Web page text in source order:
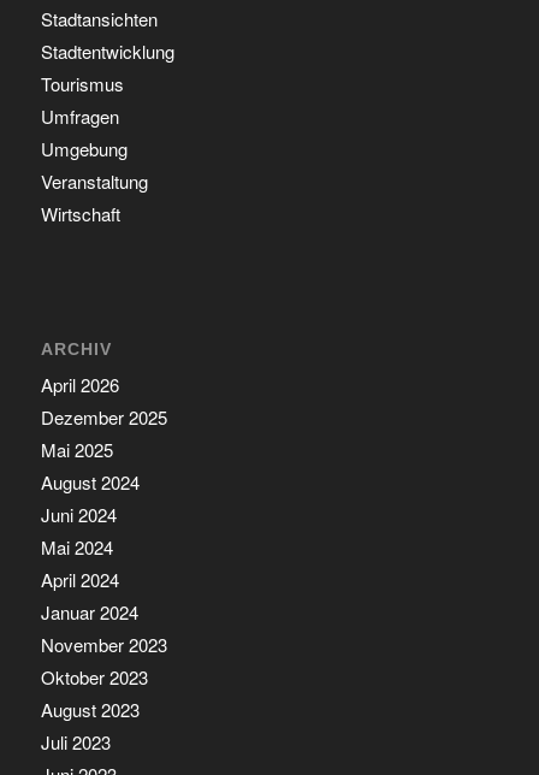
Stadtansichten
Stadtentwicklung
Tourismus
Umfragen
Umgebung
Veranstaltung
Wirtschaft
ARCHIV
April 2026
Dezember 2025
Mai 2025
August 2024
Juni 2024
Mai 2024
April 2024
Januar 2024
November 2023
Oktober 2023
August 2023
Juli 2023